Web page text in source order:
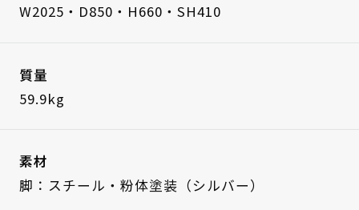
W2025・D850・H660・SH410
質量
59.9kg
素材
脚：スチール・粉体塗装（シルバー）